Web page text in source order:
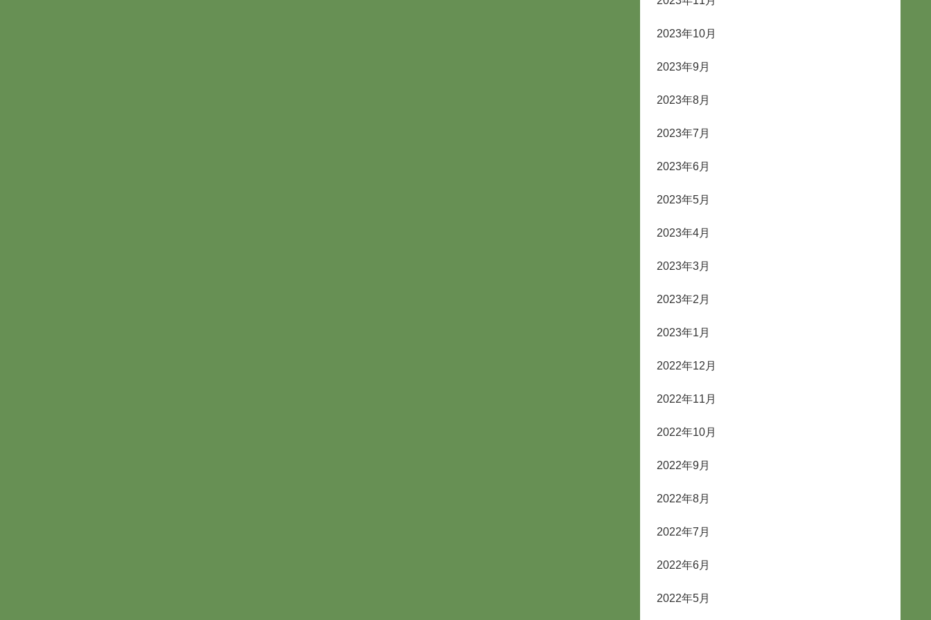
2023年10月
2023年9月
2023年8月
2023年7月
2023年6月
2023年5月
2023年4月
2023年3月
2023年2月
2023年1月
2022年12月
2022年11月
2022年10月
2022年9月
2022年8月
2022年7月
2022年6月
2022年5月